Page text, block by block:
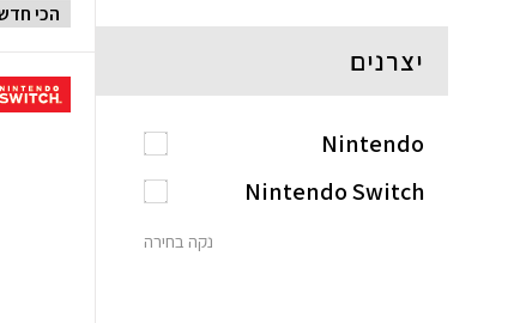
יצרנים
Nintendo
Nintendo Switch
נקה בחירה